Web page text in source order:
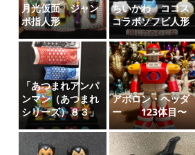
月光仮面 ジャン
ボ指人形
ちいかわ ココス
コラボソフビ人形
「あつまれアンパ
ンマン（あつまれ
シリーズ）８３」
アポロン・ヘッダ
ー 123体目〜